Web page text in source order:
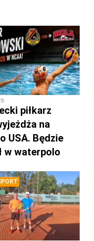
piłkarz
na
USA. Będzie
w waterpolo